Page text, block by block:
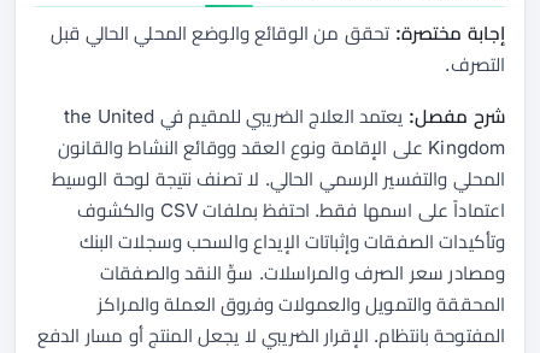
إجابة مختصرة: تحقق من الوقائع والوضع المحلي الحالي قبل
التصرف.
شرح مفصل:
يعتمد العلاج الضريبي للمقيم في the United
Kingdom على الإقامة ونوع العقد ووقائع النشاط والقانون
المحلي والتفسير الرسمي الحالي. لا تصنف نتيجة لوحة الوسيط
اعتماداً على اسمها فقط. احتفظ بملفات CSV والكشوف
وتأكيدات الصفقات وإثباتات الإيداع والسحب وسجلات البنك
ومصادر سعر الصرف والمراسلات. سوِّ النقد والصفقات
المحققة والتمويل والعمولات وفروق العملة والمراكز
المفتوحة بانتظام. الإقرار الضريبي لا يجعل المنتج أو مسار الدفع